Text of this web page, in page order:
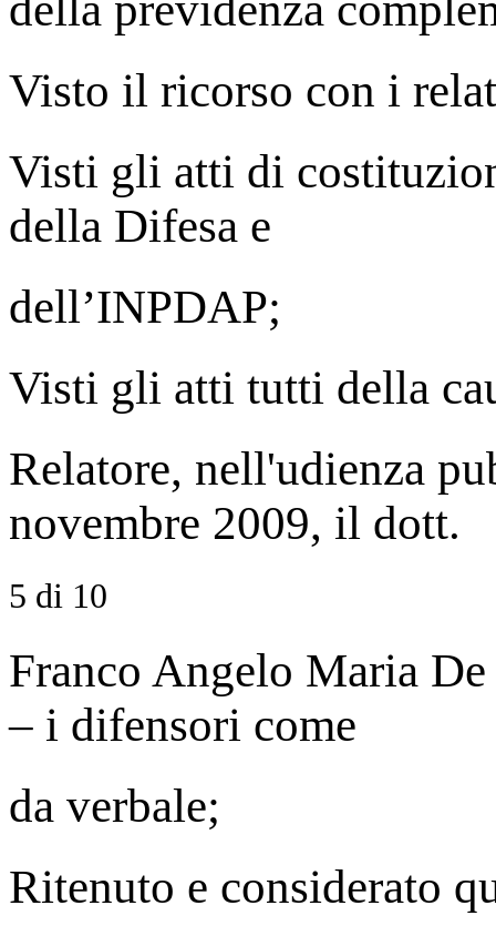
Visto il ricorso con i
Visti gli atti di
della Difesa e
dell’INPDAP;
Visti gli atti tutti della
Relatore, nell'udienza
novembre 2009, il dott.
5 di 10
Franco Angelo Maria
– i difensori come
da verbale;
Ritenuto e considerato